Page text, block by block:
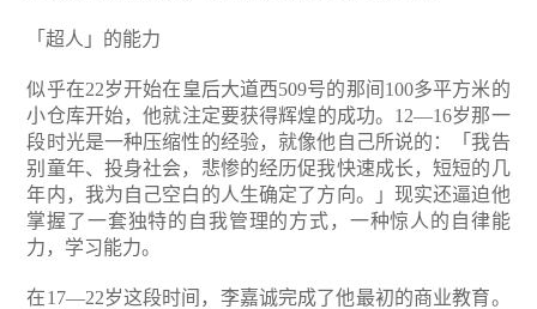
「超人」的能力
似乎在22岁开始在皇后大道西509号的那间100多平方米的
小仓库开始，他就注定要获得辉煌的成功。12—16岁那一
段时光是一种压缩性的经验，就像他自己所说的：「我告
别童年、投身社会，悲惨的经历促我快速成长，短短的几
年内，我为自己空白的人生确定了方向。」现实还逼迫他
掌握了一套独特的自我管理的方式，一种惊人的自律能
力，学习能力。
在17—22岁这段时间，李嘉诚完成了他最初的商业教育。